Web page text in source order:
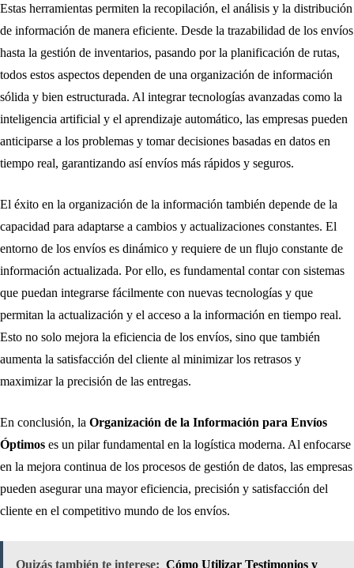
Estas herramientas permiten la recopilación, el análisis y la distribución
de información de manera eficiente. Desde la trazabilidad de los envíos
hasta la gestión de inventarios, pasando por la planificación de rutas,
todos estos aspectos dependen de una organización de información
sólida y bien estructurada. Al integrar tecnologías avanzadas como la
inteligencia artificial y el aprendizaje automático, las empresas pueden
anticiparse a los problemas y tomar decisiones basadas en datos en
tiempo real, garantizando así envíos más rápidos y seguros.
El éxito en la organización de la información también depende de la
capacidad para adaptarse a cambios y actualizaciones constantes. El
entorno de los envíos es dinámico y requiere de un flujo constante de
información actualizada. Por ello, es fundamental contar con sistemas
que puedan integrarse fácilmente con nuevas tecnologías y que
permitan la actualización y el acceso a la información en tiempo real.
Esto no solo mejora la eficiencia de los envíos, sino que también
aumenta la satisfacción del cliente al minimizar los retrasos y
maximizar la precisión de las entregas.
En conclusión, la Organización de la Información para Envíos
Óptimos es un pilar fundamental en la logística moderna. Al enfocarse
en la mejora continua de los procesos de gestión de datos, las empresas
pueden asegurar una mayor eficiencia, precisión y satisfacción del
cliente en el competitivo mundo de los envíos.
Quizás también te interese: Cómo Utilizar Testimonios y